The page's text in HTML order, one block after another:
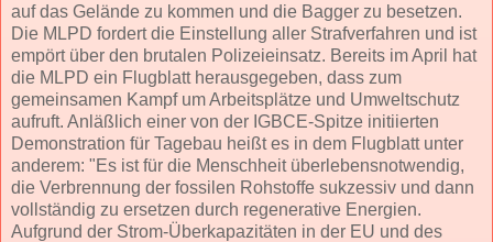
auf das Gelände zu kommen und die Bagger zu besetzen.
Die MLPD fordert die Einstellung aller Strafverfahren und ist
empört über den brutalen Polizeieinsatz. Bereits im April hat
die MLPD ein Flugblatt herausgegeben, dass zum
gemeinsamen Kampf um Arbeitsplätze und Umweltschutz
aufruft. Anläßlich einer von der IGBCE-Spitze initiierten
Demonstration für Tagebau heißt es in dem Flugblatt unter
anderem: "Es ist für die Menschheit überlebensnotwendig,
die Verbrennung der fossilen Rohstoffe sukzessiv und dann
vollständig zu ersetzen durch regenerative Energien.
Aufgrund der Strom-Überkapazitäten in der EU und des